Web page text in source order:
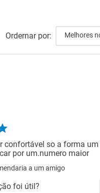
Ordernar por: Melhores
confortável so a forma
por um.numero maior
a um amigo
foi útil?